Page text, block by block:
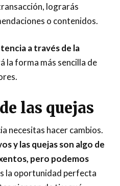
lograrás
o contenidos.
a través de la
la forma más sencilla de
las quejas
necesitas hacer cambios.
y las quejas son algo de
pero podemos
la oportunidad perfecta